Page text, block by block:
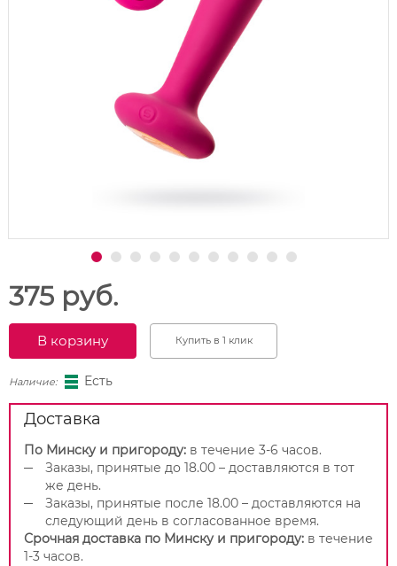
375 руб.
В корзину Купить в 1 клик
Наличие: Есть
Доставка
По Минску и пригороду: в течение 3-6 часов.
Заказы, принятые до 18.00 – доставляются в тот
же день.
Заказы, принятые после 18.00 – доставляются на
следующий день в согласованное время.
Срочная доставка по Минску и пригороду: в течение
1-3 часов.